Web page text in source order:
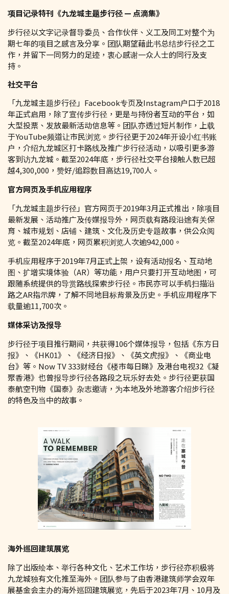
项目记录特刊《九龙城主题步行径— 点滴集》
步行径以文字记录督导委员、合作伙伴、义工及同工对整个为
期七年的项目之感言及分享。团队期望藉此书总结步行径之工
作，并留下一同努力的足迹，衷心感谢一众人士的同行及支
持。
社交平台
「九龙城主题步行径」Facebook专页及Instagram户口于2018
年正式启用，除了宣传步行径，更是与持份者互动的平台，如
大型投票、发放最新活动信息等。团队亦透过短片制作，上载
于YouTube频道让市民浏览。步行径更于2024年开设小红书账
户，介绍九龙城区打卡路线及推广步行径活动，以吸引更多游
客到访九龙城。截至2024年底，步行径社交平台接触人数已超
越4,300,000，赞好/追踪数目高达19,700人。
官方网页及手机应用程序
「九龙城主题步行径」官方网页于2019年3月正式推出，除项目
最新发展、活动推广及传媒报导外，网页载有路段沿途有关保
育、城市规划、店铺、建筑、文化及历史专题故事，供公众阅
览。截至2024年底，网页累积浏览人次逾942,000。
手机应用程序于2019年7月正式上架，设有活动报名、互动地
图、扩增实境体验（AR）等功能，用户只要打开互动地图，可
跟随系统提供的导赏路线探索步行径。市民亦可以手机扫描沿
路之AR指示牌，了解不同地目标背景及历史。手机应用程序下
载量逾11,700次。
媒体采访及报导
步行径于项目推行期间，共获得106个媒体报导，包括《东方日
报》、《HK01》、《经济日报》、《英文虎报》、《商业电
台》等。Now TV 333财经台《楼市每日睇》及港台电视32《凝
聚香港》也曾报导步行径各路段之玩乐好去处。步行径更获国
泰航空刊物《国泰》杂志邀请，为本地及外地游客介绍步行径
的特色及当中的故事。
海外巡回建筑展览
除了出版绘本、举行各种文化、艺术工作坊，步行径亦积极将
九龙城独有文化推至海外。团队参与了由香港建筑师学会双年
展基金会主办的海外巡回建筑展览，先后于2023年7月、10月及